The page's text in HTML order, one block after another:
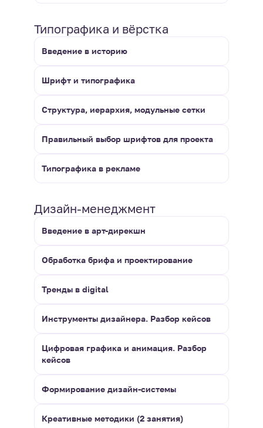
Типографика и вёрстка
Введение в историю
Шрифт и типографика
Структура, иерархия, модульные сетки
Правильный выбор шрифтов для проекта
Типографика в рекламе
Дизайн-менеджмент
Введение в арт-дирекшн
Обработка брифа и проектирование
Тренды в digital
Инструменты дизайнера. Разбор кейсов
Цифровая графика и анимация. Разбор
кейсов
Формирование дизайн-системы
Креативные методики (2 занятия)